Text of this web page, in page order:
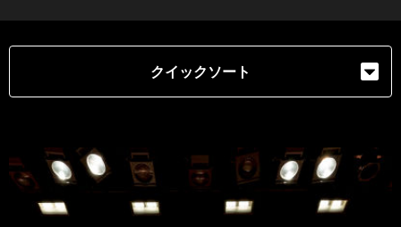
クイックソート